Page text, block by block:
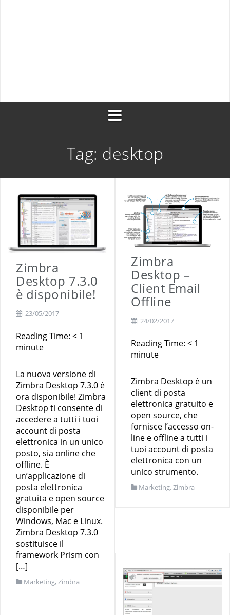
Tag: desktop
Zimbra
Desktop 7.3.0
è disponibile!
23/05/2017
Reading Time: < 1
minute
La nuova versione di
Zimbra Desktop 7.3.0 è
ora disponibile! Zimbra
Desktop ti consente di
accedere a tutti i tuoi
account di posta
elettronica in un unico
posto, sia online che
offline. È
un’applicazione di
posta elettronica
gratuita e open source
disponibile per
Windows, Mac e Linux.
Zimbra Desktop 7.3.0
sostituisce il
framework Prism con
[…]
Marketing, Zimbra
Zimbra
Desktop –
Client Email
Offline
24/02/2017
Reading Time: < 1
minute
Zimbra Desktop è un
client di posta
elettronica gratuito e
open source, che
fornisce l’accesso on-
line e offline a tutti i
tuoi account di posta
elettronica con un
unico strumento.
Marketing, Zimbra